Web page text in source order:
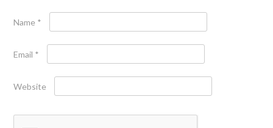
Name *
Email *
Website